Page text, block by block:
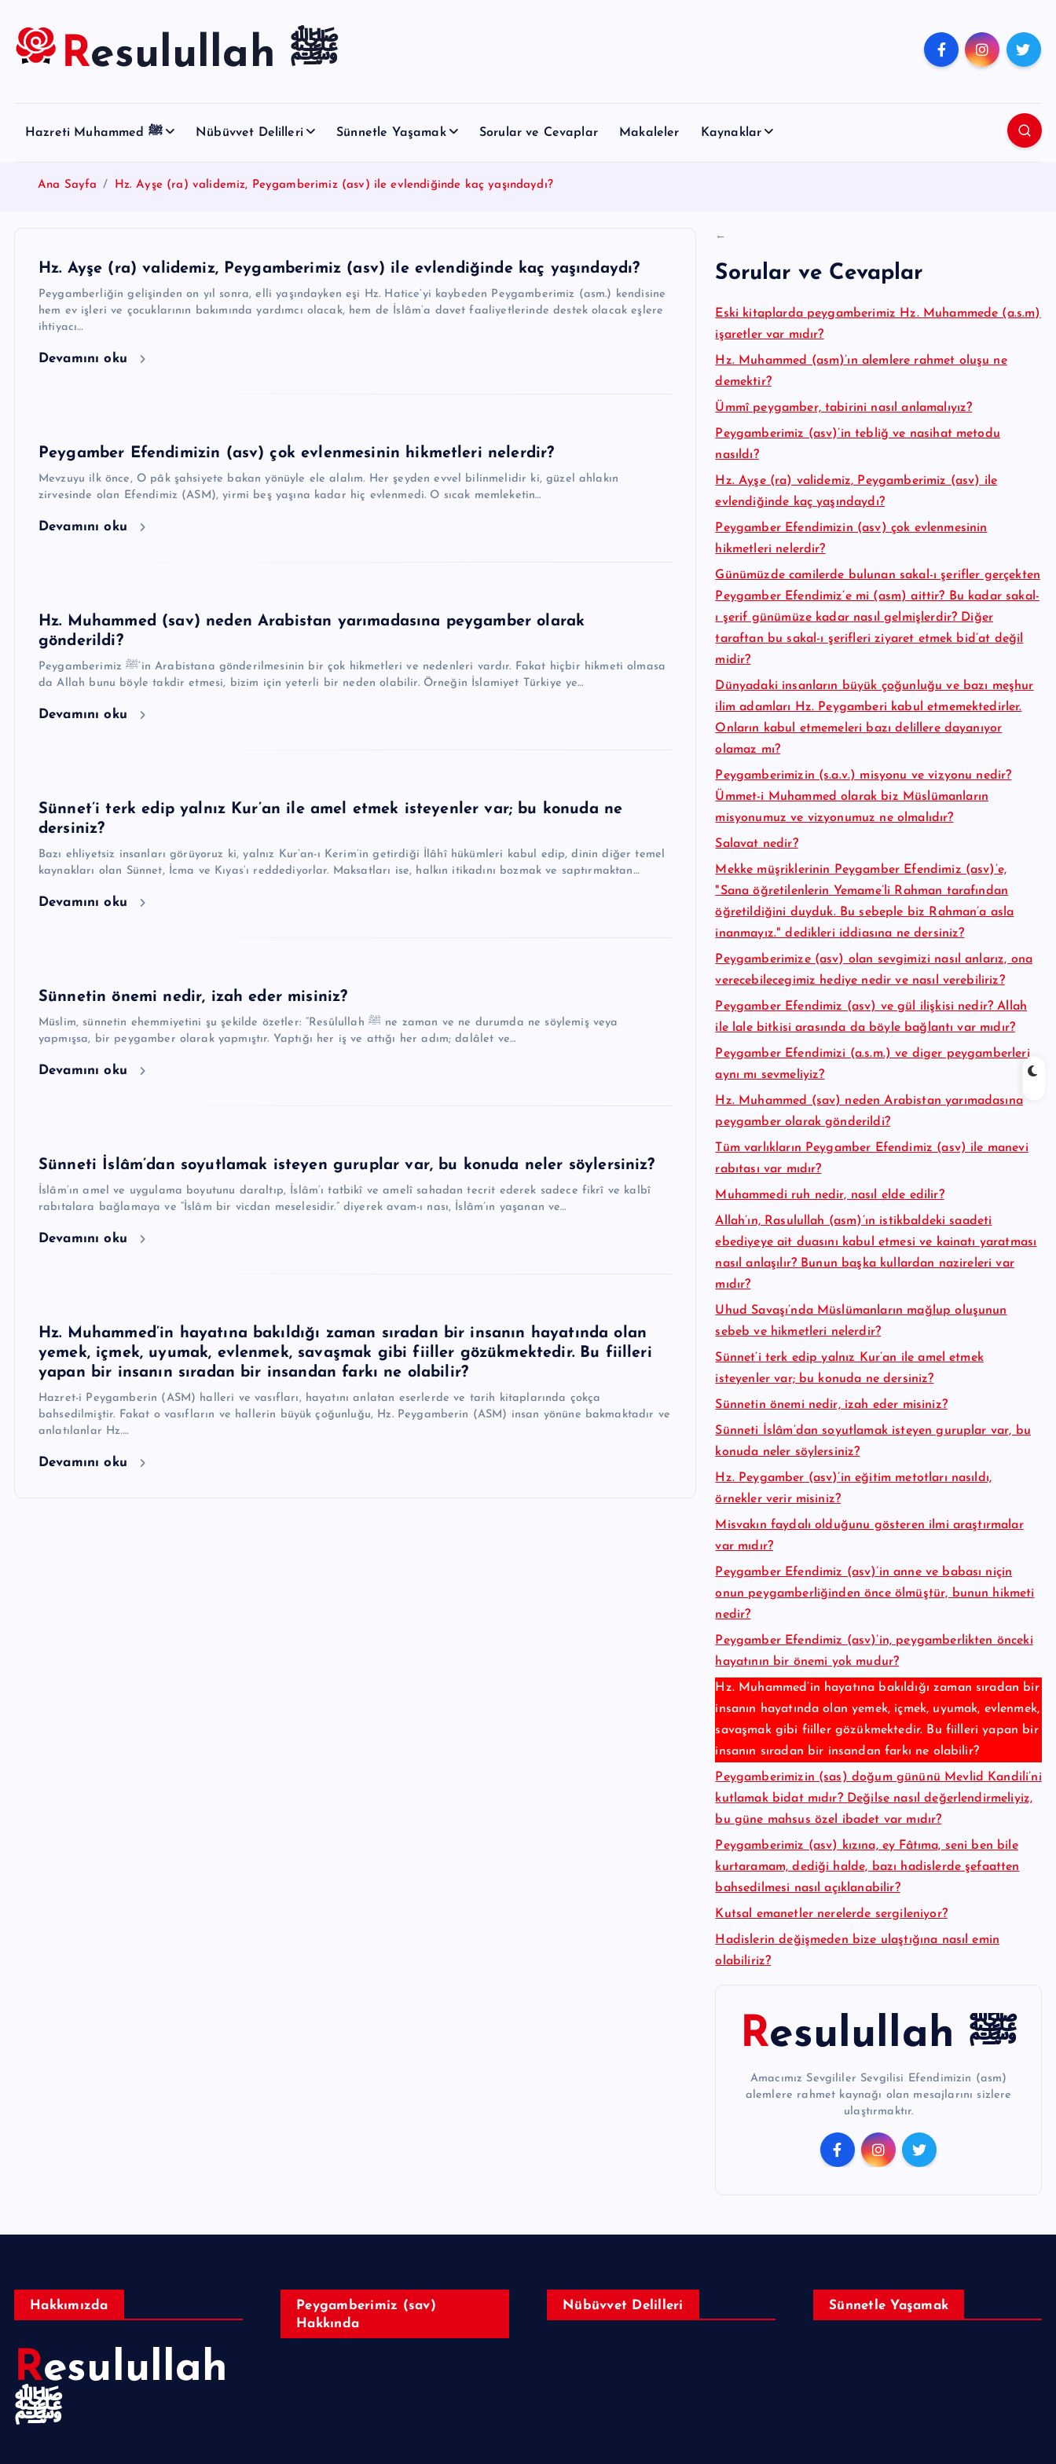
Resulullah ﷺ
Hazreti Muhammed ﷺ Nübüvvet Delilleri Sünnetle Yaşamak Sorular ve Cevaplar Makaleler Kaynaklar
Ana Sayfa Hz. Ayşe (ra) validemiz, Peygamberimiz (asv) ile evlendiğinde kaç yaşındaydı?
Hz. Ayşe (ra) validemiz, Peygamberimiz (asv) ile evlendiğinde kaç yaşındaydı?
Peygamberliğin gelişinden on yıl sonra, elli yaşındayken eşi Hz. Hatice’yi kaybeden Peygamberimiz (asm.) kendisine
hem ev işleri ve çocuklarının bakımında yardımcı olacak, hem de İslâm’a davet faaliyetlerinde destek olacak eşlere
ihtiyacı…
Devamını oku
Peygamber Efendimizin (asv) çok evlenmesinin hikmetleri nelerdir?
Mevzuyu ilk önce, O pâk şahsiyete bakan yönüyle ele alalım. Her şeyden evvel bilinmelidir ki, güzel ahlakın
zirvesinde olan Efendimiz (ASM), yirmi beş yaşına kadar hiç evlenmedi. O sıcak memleketin…
Devamını oku
Hz. Muhammed (sav) neden Arabistan yarımadasına peygamber olarak
gönderildi?
Peygamberimiz ﷺ’in Arabistana gönderilmesinin bir çok hikmetleri ve nedenleri vardır. Fakat hiçbir hikmeti olmasa
da Allah bunu böyle takdir etmesi, bizim için yeterli bir neden olabilir. Örneğin İslamiyet Türkiye ye…
Devamını oku
Sünnet’i terk edip yalnız Kur’an ile amel etmek isteyenler var; bu konuda ne
dersiniz?
Bazı ehliyetsiz insanları görüyoruz ki, yalnız Kur’an-ı Kerim’in getirdiği İlâhî hükümleri kabul edip, dinin diğer temel
kaynakları olan Sünnet, İcma ve Kıyas’ı reddediyorlar. Maksatları ise, halkın itikadını bozmak ve saptırmaktan…
Devamını oku
Sünnetin önemi nedir, izah eder misiniz?
Müslim, sünnetin ehemmiyetini şu şekilde özetler: “Resûlullah ﷺ ne zaman ve ne durumda ne söylemiş veya
yapmışsa, bir peygamber olarak yapmıştır. Yaptığı her iş ve attığı her adım; dalâlet ve…
Devamını oku
Sünneti İslâm’dan soyutlamak isteyen guruplar var, bu konuda neler söylersiniz?
İslâm’ın amel ve uygulama boyutunu daraltıp, İslâm’ı tatbikî ve amelî sahadan tecrit ederek sadece fikrî ve kalbî
rabıtalara bağlamaya ve “İslâm bir vicdan meselesidir.” diyerek avam-ı nası, İslâm’ın yaşanan ve…
Devamını oku
Hz. Muhammed’in hayatına bakıldığı zaman sıradan bir insanın hayatında olan
yemek, içmek, uyumak, evlenmek, savaşmak gibi fiiller gözükmektedir. Bu fiilleri
yapan bir insanın sıradan bir insandan farkı ne olabilir?
Hazret-i Peygamberin (ASM) halleri ve vasıfları, hayatını anlatan eserlerde ve tarih kitaplarında çokça
bahsedilmiştir. Fakat o vasıfların ve hallerin büyük çoğunluğu, Hz. Peygamberin (ASM) insan yönüne bakmaktadır ve
anlatılanlar Hz.…
Devamını oku
←
Sorular ve Cevaplar
Eski kitaplarda peygamberimiz Hz. Muhammede (a.s.m)
işaretler var mıdır?
Hz. Muhammed (asm)’ın alemlere rahmet oluşu ne
demektir?
Ümmî peygamber, tabirini nasıl anlamalıyız?
Peygamberimiz (asv)’in tebliğ ve nasihat metodu
nasıldı?
Hz. Ayşe (ra) validemiz, Peygamberimiz (asv) ile
evlendiğinde kaç yaşındaydı?
Peygamber Efendimizin (asv) çok evlenmesinin
hikmetleri nelerdir?
Günümüzde camilerde bulunan sakal-ı şerifler gerçekten
Peygamber Efendimiz’e mi (asm) aittir? Bu kadar sakal-
ı şerif günümüze kadar nasıl gelmişlerdir? Diğer
taraftan bu sakal-ı şerifleri ziyaret etmek bid’at değil
midir?
Dünyadaki insanların büyük çoğunluğu ve bazı meşhur
ilim adamları Hz. Peygamberi kabul etmemektedirler.
Onların kabul etmemeleri bazı delillere dayanıyor
olamaz mı?
Peygamberimizin (s.a.v.) misyonu ve vizyonu nedir?
Ümmet-i Muhammed olarak biz Müslümanların
misyonumuz ve vizyonumuz ne olmalıdır?
Salavat nedir?
Mekke müşriklerinin Peygamber Efendimiz (asv)’e,
"Sana öğretilenlerin Yemame’li Rahman tarafından
öğretildiğini duyduk. Bu sebeple biz Rahman’a asla
inanmayız." dedikleri iddiasına ne dersiniz?
Peygamberimize (asv) olan sevgimizi nasıl anlarız, ona
verecebilecegimiz hediye nedir ve nasıl verebiliriz?
Peygamber Efendimiz (asv) ve gül ilişkisi nedir? Allah
ile lale bitkisi arasında da böyle bağlantı var mıdır?
Peygamber Efendimizi (a.s.m.) ve diger peygamberleri
aynı mı sevmeliyiz?
Hz. Muhammed (sav) neden Arabistan yarımadasına
peygamber olarak gönderildi?
Tüm varlıkların Peygamber Efendimiz (asv) ile manevi
rabıtası var mıdır?
Muhammedi ruh nedir, nasıl elde edilir?
Allah’ın, Rasulullah (asm)’ın istikbaldeki saadeti
ebediyeye ait duasını kabul etmesi ve kainatı yaratması
nasıl anlaşılır? Bunun başka kullardan nazireleri var
mıdır?
Uhud Savaşı’nda Müslümanların mağlup oluşunun
sebeb ve hikmetleri nelerdir?
Sünnet’i terk edip yalnız Kur’an ile amel etmek
isteyenler var; bu konuda ne dersiniz?
Sünnetin önemi nedir, izah eder misiniz?
Sünneti İslâm’dan soyutlamak isteyen guruplar var, bu
konuda neler söylersiniz?
Hz. Peygamber (asv)’in eğitim metotları nasıldı,
örnekler verir misiniz?
Misvakın faydalı olduğunu gösteren ilmi araştırmalar
var mıdır?
Peygamber Efendimiz (asv)’in anne ve babası niçin
onun peygamberliğinden önce ölmüştür, bunun hikmeti
nedir?
Peygamber Efendimiz (asv)’in, peygamberlikten önceki
hayatının bir önemi yok mudur?
Hz. Muhammed’in hayatına bakıldığı zaman sıradan bir
insanın hayatında olan yemek, içmek, uyumak, evlenmek,
savaşmak gibi fiiller gözükmektedir. Bu fiilleri yapan bir
insanın sıradan bir insandan farkı ne olabilir?
Peygamberimizin (sas) doğum gününü Mevlid Kandili’ni
kutlamak bidat mıdır? Değilse nasıl değerlendirmeliyiz,
bu güne mahsus özel ibadet var mıdır?
Peygamberimiz (asv) kızına, ey Fâtıma, seni ben bile
kurtaramam, dediği halde, bazı hadislerde şefaatten
bahsedilmesi nasıl açıklanabilir?
Kutsal emanetler nerelerde sergileniyor?
Hadislerin değişmeden bize ulaştığına nasıl emin
olabiliriz?
Resulullah ﷺ
Amacımız Sevgililer Sevgilisi Efendimizin (asm)
alemlere rahmet kaynağı olan mesajlarını sizlere
ulaştırmaktır.
Hakkımızda
Resulullah
ﷺ
Peygamberimiz (sav)
Hakkında
Nübüvvet Delilleri Sünnetle Yaşamak